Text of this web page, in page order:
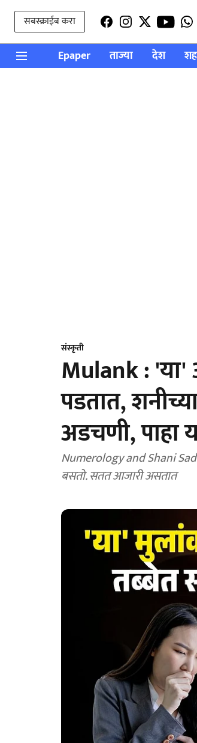
सबस्क्राईब करा
Epaper ताज्या देश
संस्कृती
Mulank :
पडतात,
अडचणी, पाहा
Numerology and Shani
बसतो. सतत आजारी असतात